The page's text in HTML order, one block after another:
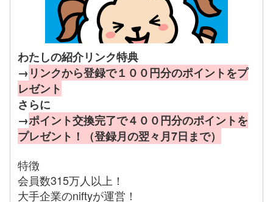
わたしの紹介リンク特典
→ リンクから登録で１００円分のポイントをプ
レゼント
さらに
→ポイント交換完了で４００円分のポイントを
プレゼント！（登録月の翌々月7日まで）
特徴
会員数315万人以上！
大手企業のniftyが運営！